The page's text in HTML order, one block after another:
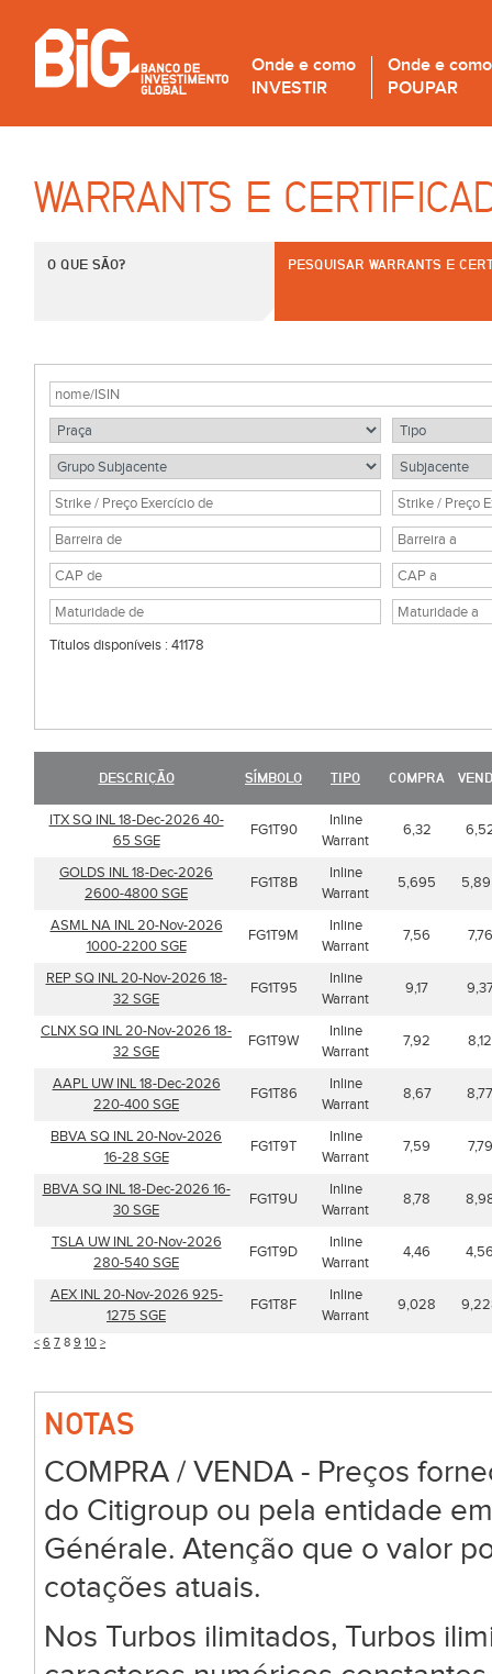
Onde e como
INVESTIR
Onde e como
POUPAR
WARRANTS E
O QUE SÃO? PESQUISAR WARRANTS E
Títulos disponíveis : 41178
DESCRIÇÃO SÍMBOLO TIPO COMPRA
ITX SQ INL 18-Dec-2026 40-
65 SGE
FG1T90
Inline
Warrant
6,32
GOLDS INL 18-Dec-2026
2600-4800 SGE
FG1T8B
Inline
Warrant
5,695
ASML NA INL 20-Nov-2026
1000-2200 SGE
FG1T9M
Inline
Warrant
7,56 7,76
REP SQ INL 20-Nov-2026 18-
32 SGE
FG1T95
Inline
Warrant
9,17
CLNX SQ INL 20-Nov-2026 18-
32 SGE
FG1T9W
Inline
Warrant
7,92 8,12
AAPL UW INL 18-Dec-2026
220-400 SGE
FG1T86
Inline
Warrant
8,67 8,77
BBVA SQ INL 20-Nov-2026
16-28 SGE
FG1T9T
Inline
Warrant
7,59 7,79
BBVA SQ INL 18-Dec-2026 16-
30 SGE
FG1T9U
Inline
Warrant
8,78
TSLA UW INL 20-Nov-2026
280-540 SGE
FG1T9D
Inline
Warrant
4,46
AEX INL 20-Nov-2026 925-
1275 SGE
FG1T8F
Inline
Warrant
9,028
< 6 7 8 9 10 >
NOTAS
COMPRA / VENDA - Preços
do Citigroup ou pela entidade
Générale. Atenção que o valor
cotações atuais.
Nos Turbos ilimitados, Turbos